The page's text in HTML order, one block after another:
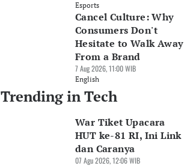
Esports
Cancel Culture: Why
Consumers Don't
Hesitate to Walk Away
From a Brand
7 Aug 2026, 11:00 WIB
English
Trending in Tech
War Tiket Upacara
HUT ke-81 RI, Ini Link
dan Caranya
07 Agu 2026, 12:06 WIB